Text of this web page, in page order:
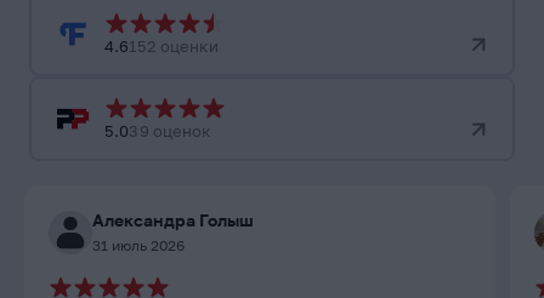
4.6152 оценки
5.039 оценок
Александра Голыш
31 июль 2026